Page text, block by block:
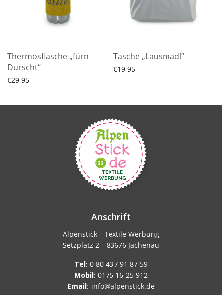
Thermosflasche „fürn
Durscht“
€29,95
Tasche „Lausmadl“
€19,95
Anschrift
Alpenstick – Textile Werbung
Setzplatz 2 – 83676 Jachenau
Tel: 0 80 43 / 91 87 59
Mobil: 0175 16 25 912
Email: info@alpenstick.de